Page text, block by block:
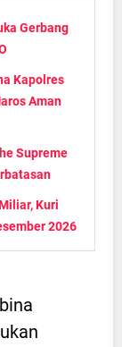
Gerbang
Kapolres
Aman
Supreme
Kuri
2026